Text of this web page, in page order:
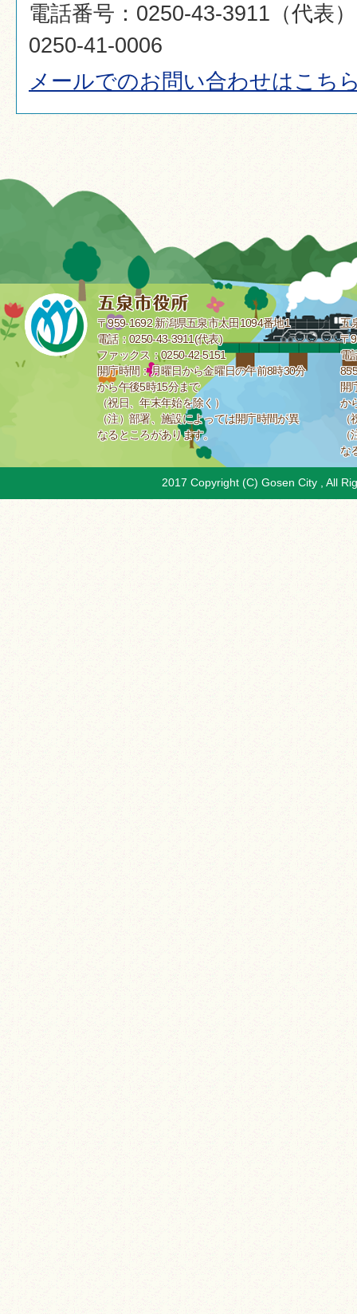
電話番号：0250-43-3911（代表
0250-41-0006
メールでのお問い合わせはこち
〒959-1692 新潟県五泉市太田1094番地1
電話：0250-43-3911(代表)
ファックス：0250-42-5151
開庁時間：月曜日から金曜日の午前8時30分
から午後5時15分まで
（祝日、年末年始を除く）
（注）部署、施設によっては開庁時間が異
なるところがあります。
五
〒
電
開
か
な
2017 Copyright (C) Gosen City , All